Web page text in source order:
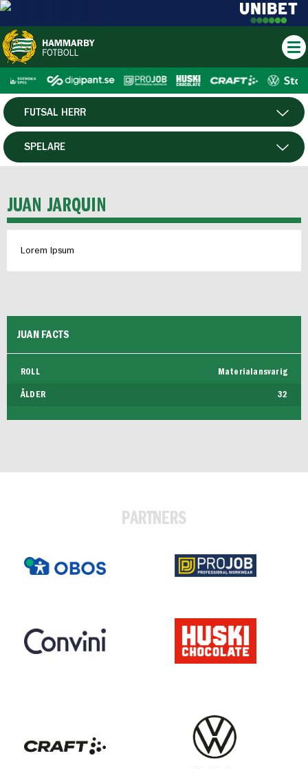
HERR
HTFF
P19
FUTSAL HERR
SPELARE
JUAN JARQUIN
Lorem Ipsum
JUAN FACTS
ROLL Materialansvarig
ÅLDER 32
PARTNERS